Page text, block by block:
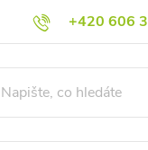
+420 606
Reklamační podmínky